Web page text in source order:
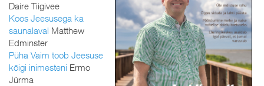
Daire Tiigivee
Koos Jeesusega ka
saunalaval Matthew
Edminster
Püha Vaim toob Jeesuse
kõigi inimesteni Ermo
Jürma